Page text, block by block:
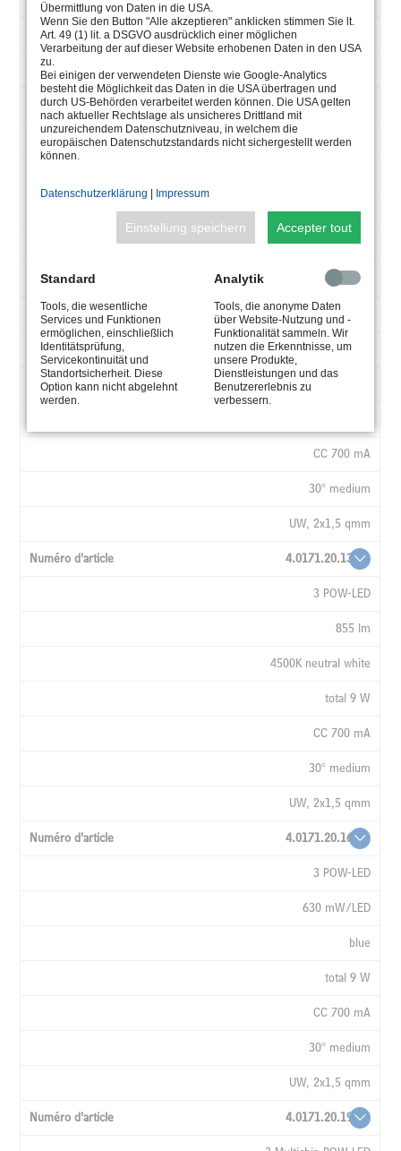
6000K cold white
total 9 W
30° medium
UW, 2x1,5 qmm
4.0171.20.12
3 POW-LED
750 lm
3000K warm white
CC 700 mA
30° medium
UW, 2x1,5 qmm
4.0171.20.13
3 POW-LED
855 lm
4500K neutral white
total 9 W
CC 700 mA
30° medium
UW, 2x1,5 qmm
4.0171.20.16
3 POW-LED
630 mW/LED
blue
total 9 W
CC 700 mA
30° medium
UW, 2x1,5 qmm
4.0171.20.19
Übermittlung von Daten in die USA.
Wenn Sie den Button "Alle akzeptieren" anklicken stimmen Sie lt.
Art. 49 (1) lit. a DSGVO ausdrücklich einer möglichen
Verarbeitung der auf dieser Website erhobenen Daten in den USA
zu.
Bei einigen der verwendeten Dienste wie Google-Analytics
besteht die Möglichkeit das Daten in die USA übertragen und
durch US-Behörden verarbeitet werden können. Die USA gelten
nach aktueller Rechtslage als unsicheres Drittland mit
unzureichendem Datenschutzniveau, in welchem die
europäischen Datenschutzstandards nicht sichergestellt werden
können.
Datenschutzerklärung | Impressum
Einstellung speichern Accepter tout
Standard
Tools, die wesentliche
Services und Funktionen
ermöglichen, einschließlich
Identitätsprüfung,
Servicekontinuität und
Standortsicherheit. Diese
Option kann nicht abgelehnt
werden.
Analytik
Tools, die anonyme Daten
über Website-Nutzung und -
Funktionalität sammeln. Wir
nutzen die Erkenntnisse, um
unsere Produkte,
Dienstleistungen und das
Benutzererlebnis zu
verbessern.